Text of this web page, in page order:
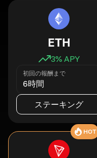
ETH
3% APY
初回の報酬まで
6時間
ステーキング
HOT